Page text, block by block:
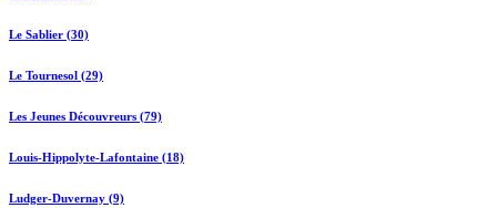
Le Sablier (30)
Le Tournesol (29)
Les Jeunes Découvreurs (79)
Louis-Hippolyte-Lafontaine (18)
Ludger-Duvernay (9)